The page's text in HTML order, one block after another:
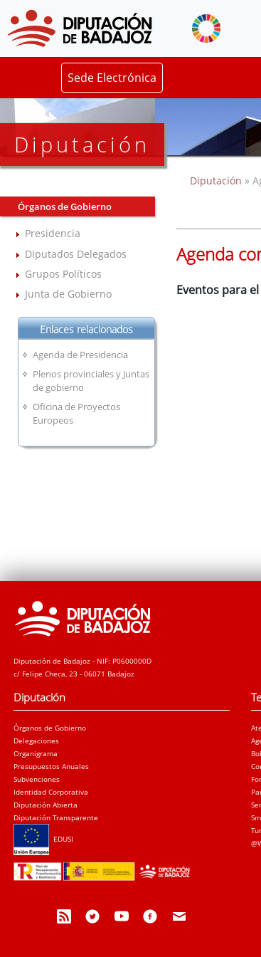
Sede Electrónica
Diputación
Órganos de Gobierno
Presidencia
Diputados Delegados
Grupos Políticos
Junta de Gobierno
Enlaces relacionados
Agenda de Presidencia
Plenos provinciales y Juntas
de gobierno
Oficina de Proyectos
Europeos
Diputación »
Agenda
Eventos para
Diputación de Badajoz - NIF: P0600000D
c/ Felipe Checa, 23 - 06071 Badajoz
Diputación
Órganos de Gobierno
Delegaciones
Organigrama
Presupuestos Anuales
Subvenciones
Identidad Corporativa
Diputación Abierta
Diputación Transparente
EDUSI